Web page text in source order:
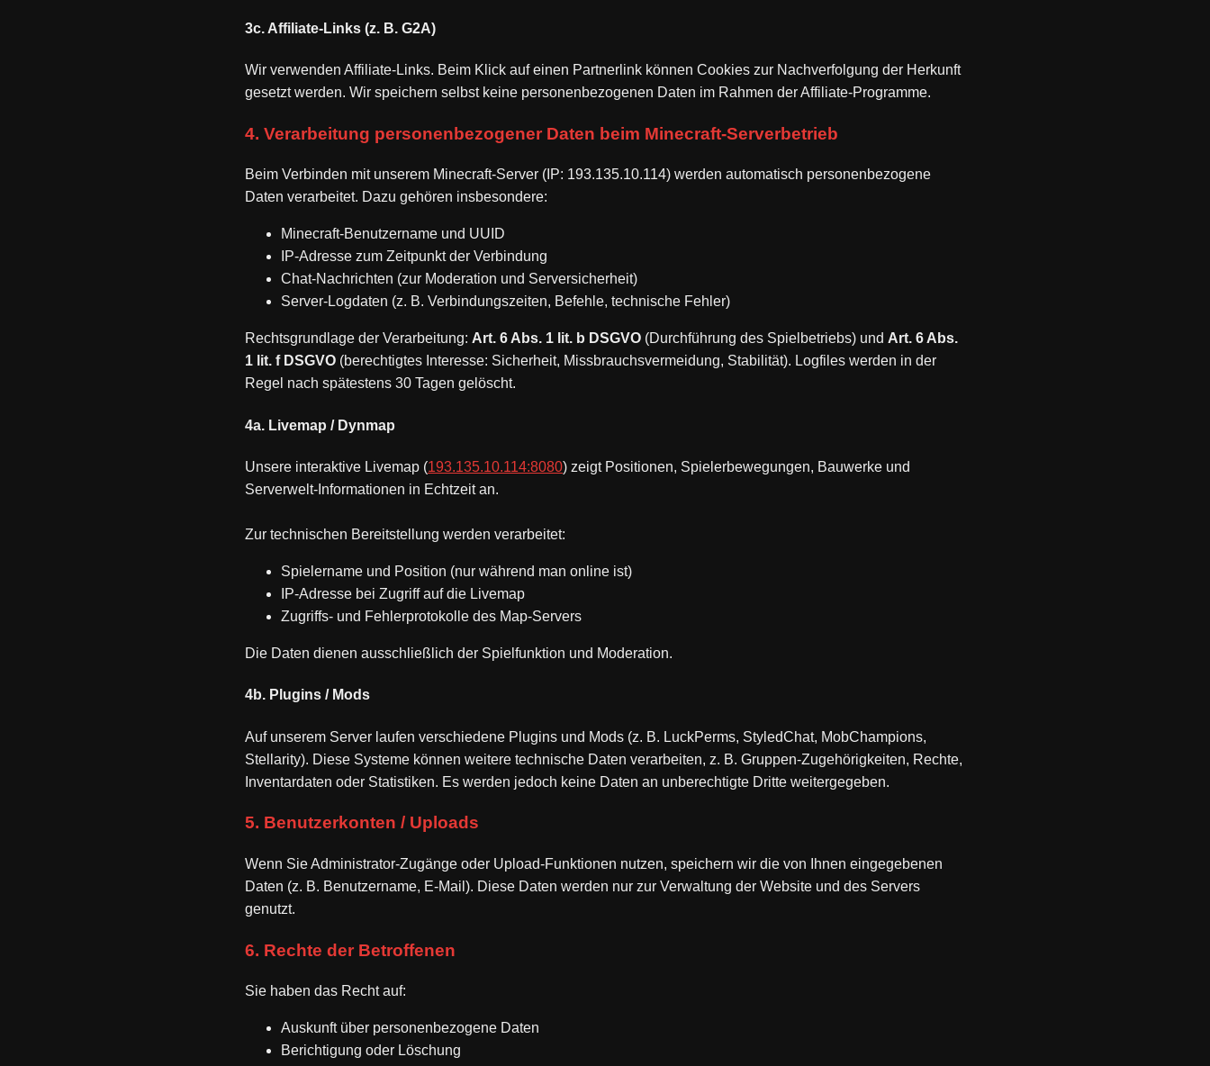
3c. Affiliate-Links (z. B. G2A)
Wir verwenden Affiliate-Links. Beim Klick auf einen Partnerlink können Cookies zur Nachverfolgung der Herkunft
gesetzt werden. Wir speichern selbst keine personenbezogenen Daten im Rahmen der Affiliate-Programme.
4. Verarbeitung personenbezogener Daten beim Minecraft-Serverbetrieb
Beim Verbinden mit unserem Minecraft-Server (IP: 193.135.10.114) werden automatisch personenbezogene
Daten verarbeitet. Dazu gehören insbesondere:
Minecraft-Benutzername und UUID
IP-Adresse zum Zeitpunkt der Verbindung
Chat-Nachrichten (zur Moderation und Serversicherheit)
Server-Logdaten (z. B. Verbindungszeiten, Befehle, technische Fehler)
Rechtsgrundlage der Verarbeitung: Art. 6 Abs. 1 lit. b DSGVO (Durchführung des Spielbetriebs) und Art. 6 Abs.
1 lit. f DSGVO (berechtigtes Interesse: Sicherheit, Missbrauchsvermeidung, Stabilität). Logfiles werden in der
Regel nach spätestens 30 Tagen gelöscht.
4a. Livemap / Dynmap
Unsere interaktive Livemap (193.135.10.114:8080) zeigt Positionen, Spielerbewegungen, Bauwerke und
Serverwelt-Informationen in Echtzeit an.
Zur technischen Bereitstellung werden verarbeitet:
Spielername und Position (nur während man online ist)
IP-Adresse bei Zugriff auf die Livemap
Zugriffs- und Fehlerprotokolle des Map-Servers
Die Daten dienen ausschließlich der Spielfunktion und Moderation.
4b. Plugins / Mods
Auf unserem Server laufen verschiedene Plugins und Mods (z. B. LuckPerms, StyledChat, MobChampions,
Stellarity). Diese Systeme können weitere technische Daten verarbeiten, z. B. Gruppen-Zugehörigkeiten, Rechte,
Inventardaten oder Statistiken. Es werden jedoch keine Daten an unberechtigte Dritte weitergegeben.
5. Benutzerkonten / Uploads
Wenn Sie Administrator-Zugänge oder Upload-Funktionen nutzen, speichern wir die von Ihnen eingegebenen
Daten (z. B. Benutzername, E-Mail). Diese Daten werden nur zur Verwaltung der Website und des Servers
genutzt.
6. Rechte der Betroffenen
Sie haben das Recht auf:
Auskunft über personenbezogene Daten
Berichtigung oder Löschung